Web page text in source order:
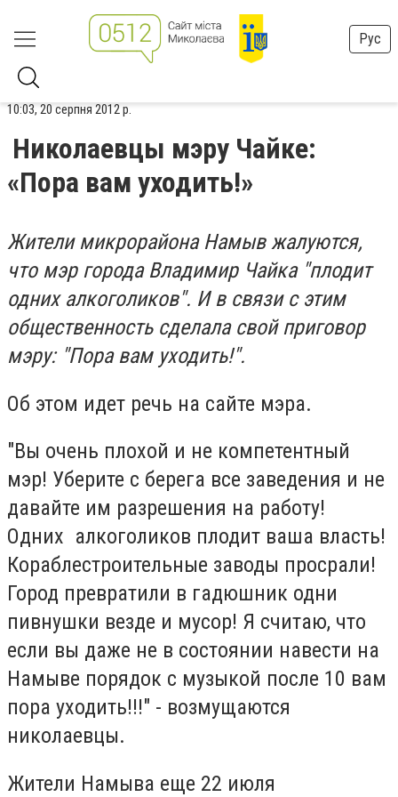
Рус
10:03, 20 серпня 2012 р.
Николаевцы мэру Чайке:
«Пора вам уходить!»
Жители микрорайона Намыв жалуются,
что мэр города Владимир Чайка "плодит
одних алкоголиков". И в связи с этим
общественность сделала свой приговор
мэру: "Пора вам уходить!".
Об этом идет речь на сайте мэра.
"Вы очень плохой и не компетентный
мэр! Уберите с берега все заведения и не
давайте им разрешения на работу!
Одних алкоголиков плодит ваша власть!
Кораблестроительные заводы просрали!
Город превратили в гадюшник одни
пивнушки везде и мусор! Я считаю, что
если вы даже не в состоянии навести на
Намыве порядок с музыкой после 10 вам
пора уходить!!!" - возмущаются
николаевцы.
Жители Намыва еще 22 июля